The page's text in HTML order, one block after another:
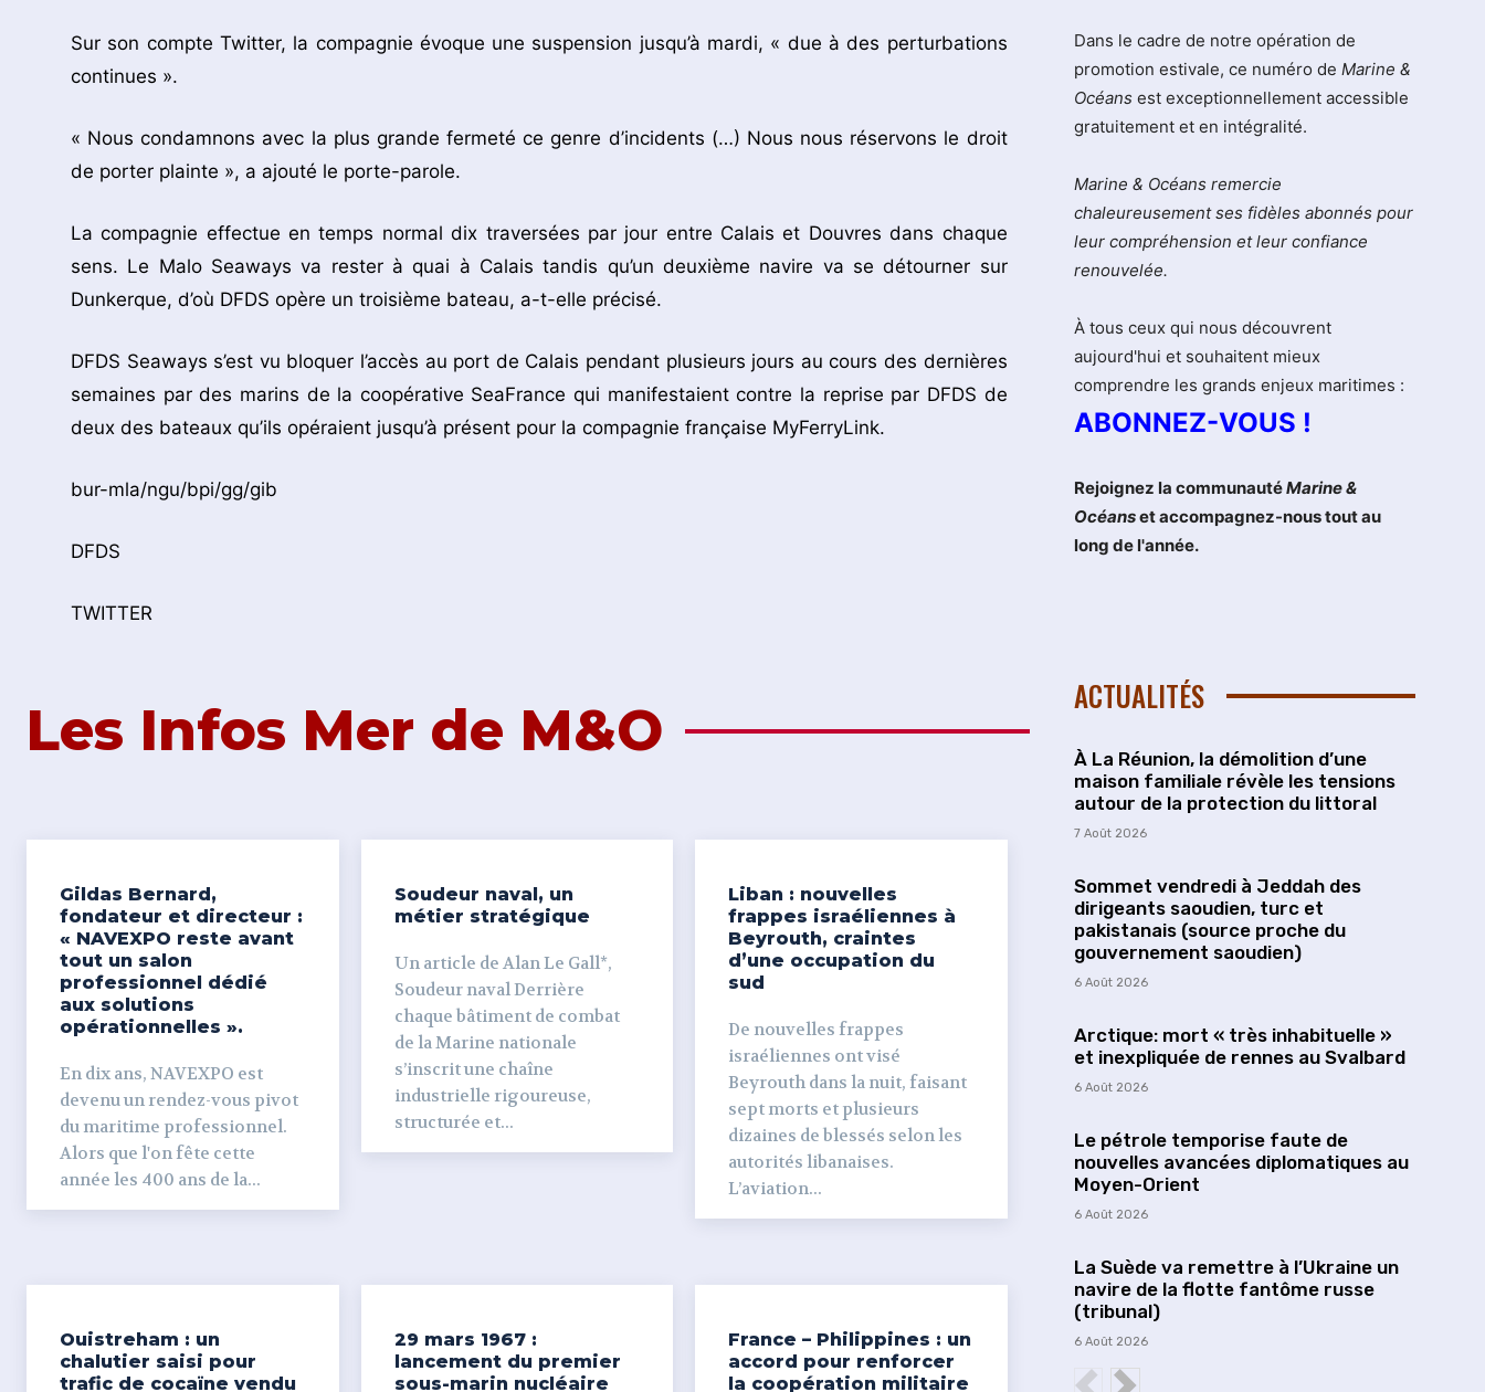
Sur son compte Twitter, la compagnie évoque une suspension jusqu’à mardi, « due à des perturbations
continues ».
« Nous condamnons avec la plus grande fermeté ce genre d’incidents (…) Nous nous réservons le droit
de porter plainte », a ajouté le porte-parole.
La compagnie effectue en temps normal dix traversées par jour entre Calais et Douvres dans chaque
sens. Le Malo Seaways va rester à quai à Calais tandis qu’un deuxième navire va se détourner sur
Dunkerque, d’où DFDS opère un troisième bateau, a-t-elle précisé.
DFDS Seaways s’est vu bloquer l’accès au port de Calais pendant plusieurs jours au cours des dernières
semaines par des marins de la coopérative SeaFrance qui manifestaient contre la reprise par DFDS de
deux des bateaux qu’ils opéraient jusqu’à présent pour la compagnie française MyFerryLink.
bur-mla/ngu/bpi/gg/gib
DFDS
TWITTER
Les Infos Mer de M&O
Gildas Bernard,
fondateur et directeur :
« NAVEXPO reste avant
tout un salon
professionnel dédié
aux solutions
opérationnelles ».
En dix ans, NAVEXPO est
devenu un rendez-vous pivot
du maritime professionnel.
Alors que l'on fête cette
année les 400 ans de la...
Soudeur naval, un
métier stratégique
Un article de Alan Le Gall*,
Soudeur naval Derrière
chaque bâtiment de combat
de la Marine nationale
s’inscrit une chaîne
industrielle rigoureuse,
structurée et...
Liban : nouvelles
frappes israéliennes à
Beyrouth, craintes
d’une occupation du
sud
De nouvelles frappes
israéliennes ont visé
Beyrouth dans la nuit, faisant
sept morts et plusieurs
dizaines de blessés selon les
autorités libanaises.
L’aviation...
Ouistreham : un
chalutier saisi pour
trafic de cocaïne vendu
29 mars 1967 :
lancement du premier
sous-marin nucléaire
France – Philippines : un
accord pour renforcer
la coopération militaire
Dans le cadre de notre opération de
promotion estivale, ce numéro de Marine &
Océans est exceptionnellement accessible
gratuitement et en intégralité.
Marine & Océans remercie
chaleureusement ses fidèles abonnés pour
leur compréhension et leur confiance
renouvelée.
À tous ceux qui nous découvrent
aujourd'hui et souhaitent mieux
comprendre les grands enjeux maritimes :
ABONNEZ-VOUS !
Rejoignez la communautéMarine &
Océanset accompagnez-nous tout au
long de l'année.
ACTUALITÉS
À La Réunion, la démolition d’une
maison familiale révèle les tensions
autour de la protection du littoral
7 Août 2026
Sommet vendredi à Jeddah des
dirigeants saoudien, turc et
pakistanais (source proche du
gouvernement saoudien)
6 Août 2026
Arctique: mort « très inhabituelle »
et inexpliquée de rennes au Svalbard
6 Août 2026
Le pétrole temporise faute de
nouvelles avancées diplomatiques au
Moyen-Orient
6 Août 2026
La Suède va remettre à l’Ukraine un
navire de la flotte fantôme russe
(tribunal)
6 Août 2026